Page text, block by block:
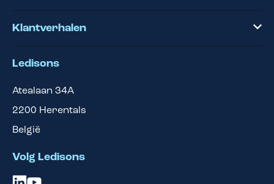
Klantverhalen
Ledisons
Atealaan 34A
2200 Herentals
België
Volg Ledisons